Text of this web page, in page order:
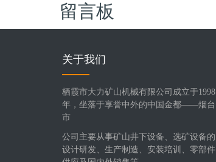
留言板
关于我们
栖霞市大力矿山机械有限公司成立于1998
年，坐落于享誉中外的中国金都——烟台
市
公司主要从事矿山井下设备、选矿设备的
设计研发、生产制造、安装培训、零部件